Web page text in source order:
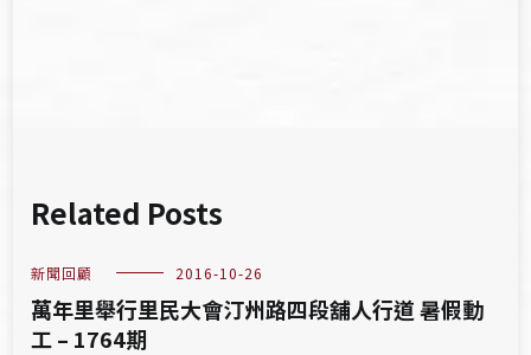
Related Posts
新聞回顧 2016-10-26
萬年里舉行里民大會汀州路四段舖人行道 暑假動
工 – 1764期